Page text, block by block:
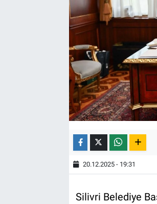
20.12.2025 - 19:31
Silivri Belediye